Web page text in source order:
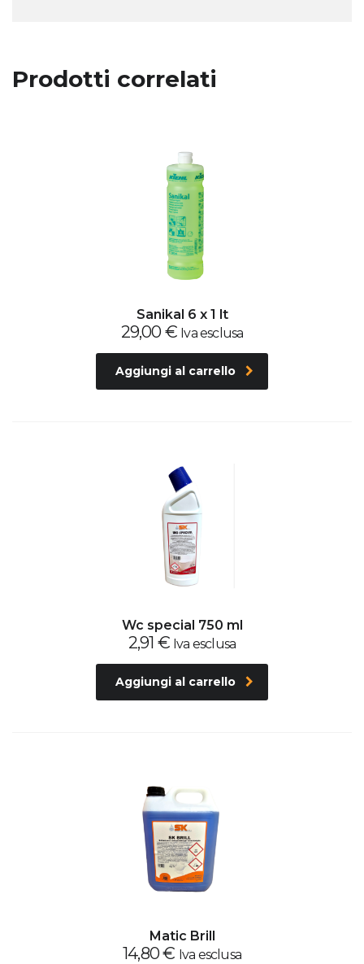
Prodotti correlati
Sanikal 6 x 1 lt
29,00 € Iva esclusa
Aggiungi al carrello
Wc special 750 ml
2,91 € Iva esclusa
Aggiungi al carrello
Matic Brill
14,80€ Iva esclusa